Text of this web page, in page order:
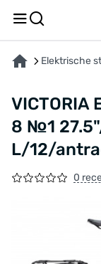
Elektrische
VICTORIA
8 №1
L/12/
0
OVER HET PRODUCT